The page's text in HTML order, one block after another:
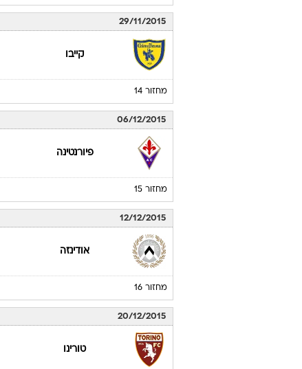
29/11/2015
קייבו
מחזור 14
06/12/2015
פיורנטינה
מחזור 15
12/12/2015
אודינזה
מחזור 16
20/12/2015
טורינו